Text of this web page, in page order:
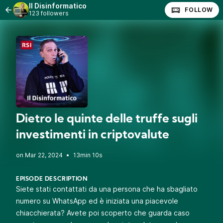
Il Disinformatico
123 followers FOLLOW
Dietro le quinte delle truffe sugli
investimenti in criptovalute
• 13min 10s
EPISODE DESCRIPTION
Siete stati contattati da una persona che ha sbagliato
numero su WhatsApp ed è iniziata una piacevole
chiacchierata? Avete poi scoperto che guarda caso